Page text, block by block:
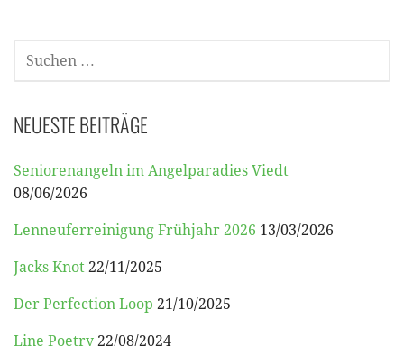
SUCHEN
NACH:
NEUESTE BEITRÄGE
Seniorenangeln im Angelparadies Viedt
08/06/2026
Lenneuferreinigung Frühjahr 2026 13/03/2026
Jacks Knot 22/11/2025
Der Perfection Loop 21/10/2025
Line Poetry 22/08/2024